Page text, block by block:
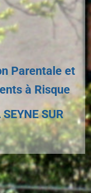
Parentale et
à Risque
SUR